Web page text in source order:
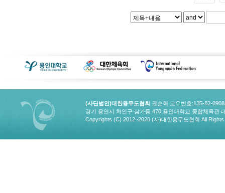
(사단법인)대한용무도협회 권순혁 고유번호:135-82-
경기 용인시 처인구 삼가동 470 용인대학교 종합체육관
Copyrights (C) 2012~2020 (사)대한용무도협회 All